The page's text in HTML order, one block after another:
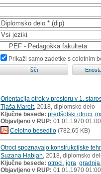
Prikaži samo zadetke s celotnim
Orientacija otrok v prostoru v 1.
Tjaša Marolt, 2018, diplomsko delo
Ključne besede: predšolski otroci
Objavljeno v RUP: 01.01.1970
Celotno besedilo (782,65 KB)
Otroci spoznavajo konstrukcijske
Suzana Habjan , 2018, diplomsko
Ključne besede: otroci igra gradnja
Objavljeno v RUP: 01.01.1970